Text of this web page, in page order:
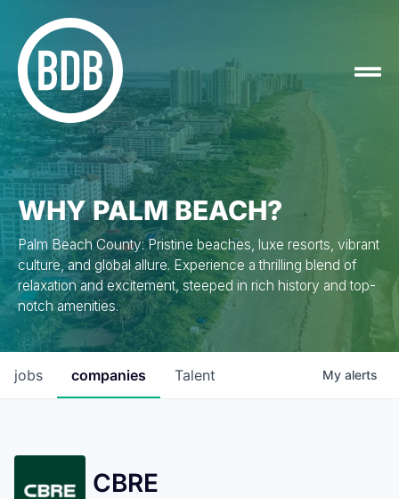
WHY PALM BEACH?
Palm Beach County: Pristine beaches, luxe resorts, vibrant
culture, and global allure. Experience a thrilling blend of
relaxation and excitement, steeped in rich history and top-
notch amenities.
jobs companies Talent My alerts
CBRE